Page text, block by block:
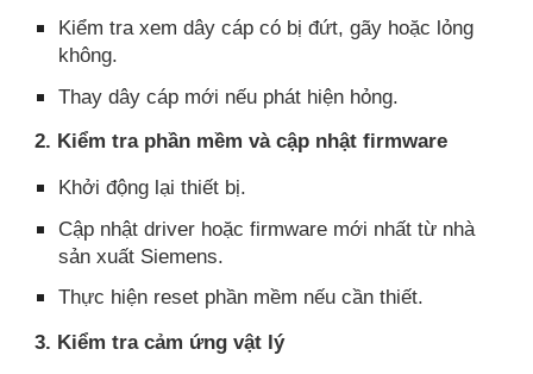
Kiểm tra xem dây cáp có bị đứt, gãy hoặc lỏng
không.
Thay dây cáp mới nếu phát hiện hỏng.
2. Kiểm tra phần mềm và cập nhật firmware
Khởi động lại thiết bị.
Cập nhật driver hoặc firmware mới nhất từ nhà
sản xuất Siemens.
Thực hiện reset phần mềm nếu cần thiết.
3. Kiểm tra cảm ứng vật lý